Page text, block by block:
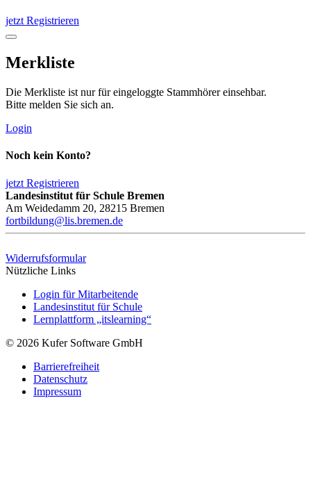
jetzt Registrieren
Merkliste
Die Merkliste ist nur für eingeloggte Stammhörer einsehbar.
Bitte melden Sie sich an.
Login
Noch kein Konto?
jetzt Registrieren
Landesinstitut für Schule Bremen
Am Weidedamm 20, 28215 Bremen
fortbildung@lis.bremen.de
Widerrufsformular
Nützliche Links
Login für Mitarbeitende
Landesinstitut für Schule
Lernplattform „itslearning“
© 2026 Kufer Software GmbH
Barrierefreiheit
Datenschutz
Impressum